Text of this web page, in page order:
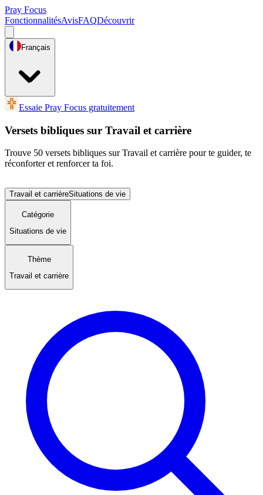
Pray Focus
FonctionnalitésAvisFAQDécouvrir
Français
Essaie Pray Focus gratuitement
Versets bibliques sur Travail et carrière
Trouve 50 versets bibliques sur Travail et carrière pour te guider, te
réconforter et renforcer ta foi.
Travail et carrièreSituations de vie
Catégorie
Situations de vie
Thème
Travail et carrière